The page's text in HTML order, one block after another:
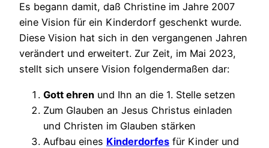
Es begann damit, daß Christine im Jahre 2007
eine Vision für ein Kinderdorf geschenkt wurde.
Diese Vision hat sich in den vergangenen Jahren
verändert und erweitert. Zur Zeit, im Mai 2023,
stellt sich unsere Vision folgendermaßen dar:
Gott ehren und Ihn an die 1. Stelle setzen
Zum Glauben an Jesus Christus einladen
und Christen im Glauben stärken
Aufbau eines Kinderdorfes für Kinder und